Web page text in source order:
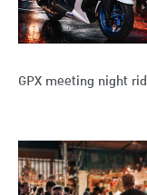
GPX meeting night